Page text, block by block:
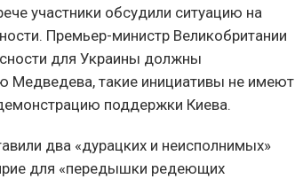
участники обсудили ситуацию на
Премьер-министр Великобритании
для Украины должны
такие инициативы не имеют
поддержки Киева.
два «дурацких и неисполнимых»
для «передышки редеющих